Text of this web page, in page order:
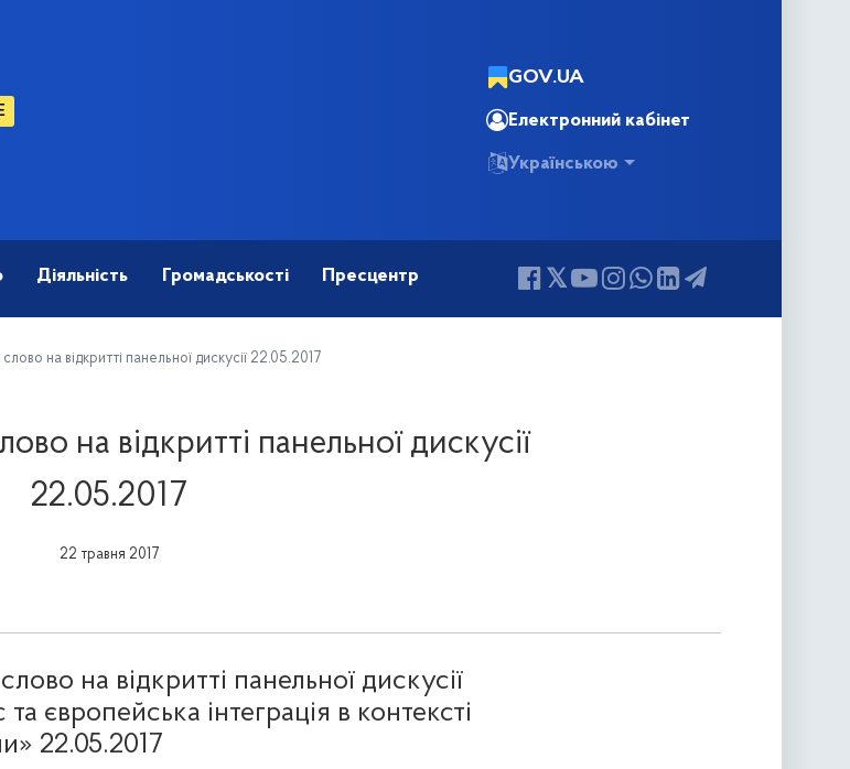
GOV.UA
Електронний кабінет
Українською
Діяльність Громадськості Пресцентр
на відкритті панельної дискусії 22.05.2017
на відкритті панельної дискусії
22.05.2017
22 травня 2017
на відкритті панельної дискусії
європейська інтеграція в контексті
22.05.2017